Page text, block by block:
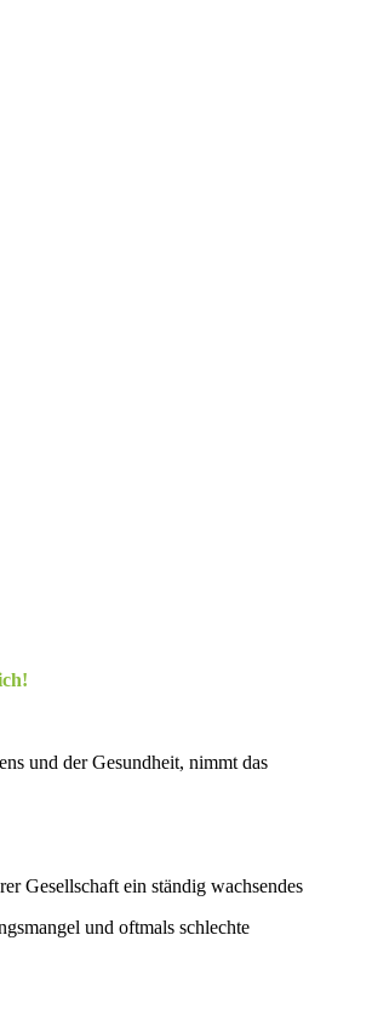
und der Gesundheit, nimmt das
Gesellschaft ein ständig wachsendes
und oftmals schlechte